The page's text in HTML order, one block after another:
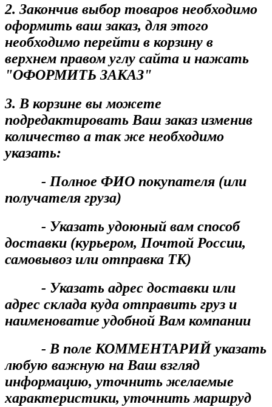
2. Закончив выбор товаров необходимо
оформить ваш заказ, для этого
необходимо перейти в корзину в
верхнем правом углу сайта и нажать
"ОФОРМИТЬ ЗАКАЗ"
3. В корзине вы можете
подредактировать Ваш заказ изменив
количество а так же необходимо
указать:
- Полное ФИО покупателя (или
получателя груза)
- Указать удоюный вам способ
доставки (курьером, Почтой России,
самовывоз или отправка ТК)
- Указать адрес доставки или
адрес склада куда отправить груз и
наименоватие удобной Вам компании
- В поле КОММЕНТАРИЙ указать
любую важную на Ваш взгляд
информацию, уточнить желаемые
характеристики, уточнить маршруд